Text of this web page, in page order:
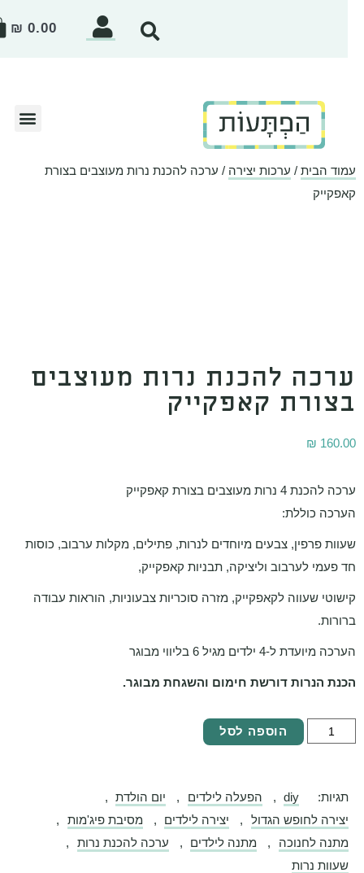
₪0.00
הבית/ערכות יצירה/ ערכה להכנת נרות מעוצבים בצורת
להכנת נרות מעוצבים
קאפקייק
₪
4 נרות מעוצבים בצורת קאפקייק
כוללת:
פרפין, צבעים מיוחדים לנרות, פתילים, מקלות ערבוב, כוסות
פעמי לערבוב וליציקה, תבניות קאפקייק,
שעווה לקאפקייק, מזרה סוכריות צבעוניות, הוראות עבודה
מיועדת ל-4 ילדים מגיל 6 בליווי מבוגר
הנרות דורשת חימום והשגחת מבוגר.
הוספה לסל
תגיות: , הפעלה לילדים , יום הולדת ,
יצירה לחופש הגדול , יצירה לילדים , מסיבת פיג'מות
,
מתנה לחנוכה , מתנה לילדים , ערכה להכנת נרות
,
שעוות נרות